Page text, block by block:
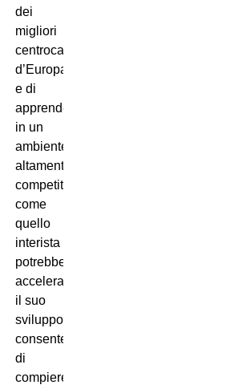
dei
migliori
centrocampisti
d’Europa
e di
apprendere
in un
ambiente
altamente
competitivo
come
quello
interista
potrebbe
accelerare
il suo
sviluppo,
consentendogli
di
compiere